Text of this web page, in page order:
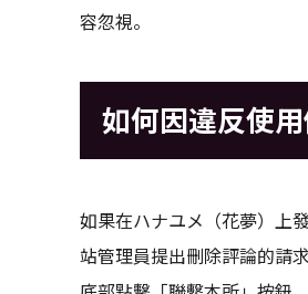
容忽視。
如何因違反使
如果在ハナユメ（花夢）上
站管理員提出刪除評論的請